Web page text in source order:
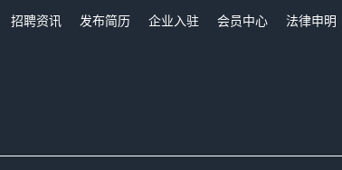
招聘资讯 发布简历 企业入驻 会员中心
法律申明